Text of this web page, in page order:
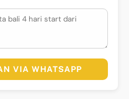
VIA WHATSAPP